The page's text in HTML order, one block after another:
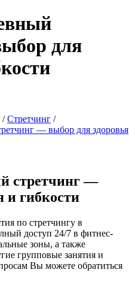
для
Стретчинг
— выбор для здоровья
стретчинг —
и гибкости
по стретчингу в
доступ 24/7 в фитнес-
зоны, а также
групповые занятия и
Вы можете обратиться